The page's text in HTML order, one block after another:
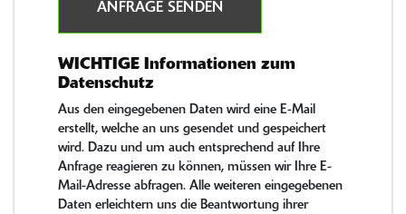
ANFRAGE SENDEN
WICHTIGE Informationen zum
Datenschutz
Aus den eingegebenen Daten wird eine E-Mail
erstellt, welche an uns gesendet und gespeichert
wird. Dazu und um auch entsprechend auf Ihre
Anfrage reagieren zu können, müssen wir Ihre E-
Mail-Adresse abfragen. Alle weiteren eingegebenen
Daten erleichtern uns die Beantwortung ihrer